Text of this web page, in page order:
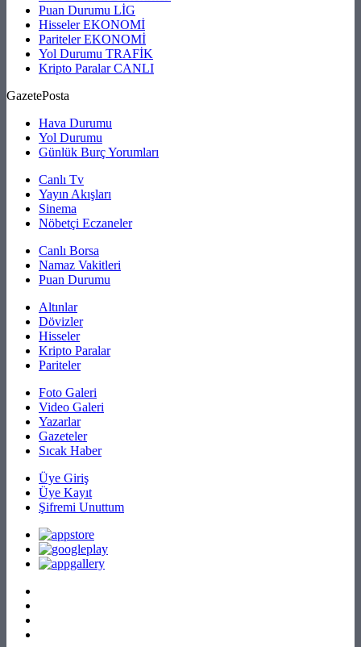
Puan Durumu LİG
HisselerEKONOMİ
ParitelerEKONOMİ
Yol Durumu TRAFİK
Kripto ParalarCANLI
GazetePosta
Hava Durumu
Yol Durumu
Günlük Burç Yorumları
Canlı Tv
Yayın Akışları
Sinema
Nöbetçi Eczaneler
Canlı Borsa
Namaz Vakitleri
Puan Durumu
Altınlar
Dövizler
Hisseler
Kripto Paralar
Pariteler
Foto Galeri
Video Galeri
Yazarlar
Gazeteler
Sıcak Haber
Üye Giriş
Üye Kayıt
Şifremi Unuttum